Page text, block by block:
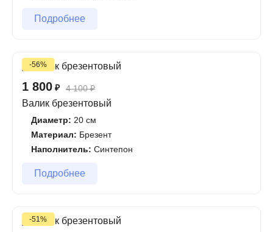
Подробнее
-56%
1 800 ₽ 4 100₽
Валик брезентовый
Диаметр: 20 см
Материал: Брезент
Наполнитель: Синтепон
Подробнее
-51%